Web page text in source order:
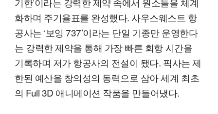
화하며 주기율표를 완성했다. 사우스웨스트 항
공사는 ‘보잉 737’이라는 단일 기종만 운영한다
는 강력한 제약을 통해 가장 빠른 회항 시간을
기록하며 저가 항공사의 전설이 됐다. 픽사는 제
한된 예산을 창의성의 동력으로 삼아 세계 최초
의 Full 3D 애니메이션 작품을 만들어냈다.